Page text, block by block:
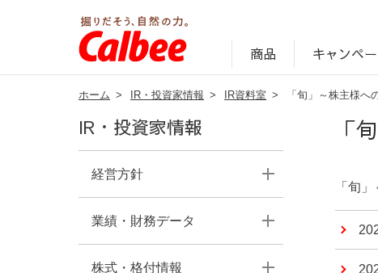
商品 キャンペ
ホーム > IR・投資家情報 > IR資料室 > 「旬」～株主様へ
IR・投資家情報
経営方針
業績・財務データ
株式・格付情報
「
「旬